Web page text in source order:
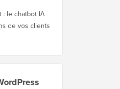
: le chatbot IA
de vos clients